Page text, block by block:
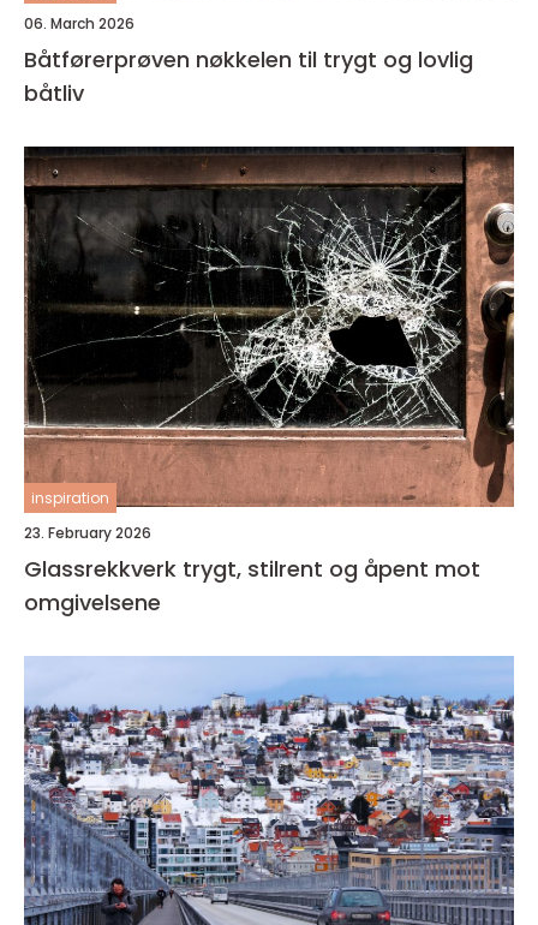
06. March 2026
Båtførerprøven nøkkelen til trygt og lovlig
båtliv
inspiration
23. February 2026
Glassrekkverk trygt, stilrent og åpent mot
omgivelsene